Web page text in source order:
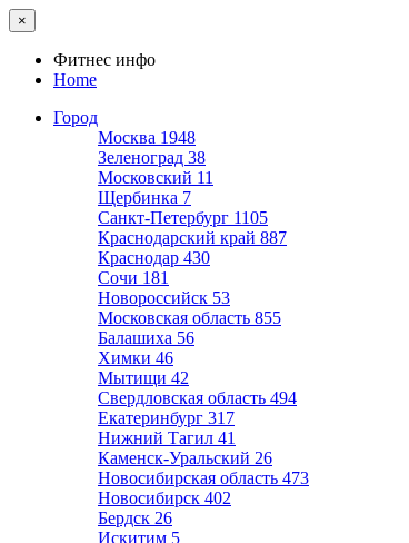
×
Фитнес инфо
Home
Город
Москва 1948
Зеленоград 38
Московский 11
Щербинка 7
Санкт-Петербург 1105
Краснодарский край 887
Краснодар 430
Сочи 181
Новороссийск 53
Московская область 855
Балашиха 56
Химки 46
Мытищи 42
Свердловская область 494
Екатеринбург 317
Нижний Тагил 41
Каменск-Уральский 26
Новосибирская область 473
Новосибирск 402
Бердск 26
Искитим 5